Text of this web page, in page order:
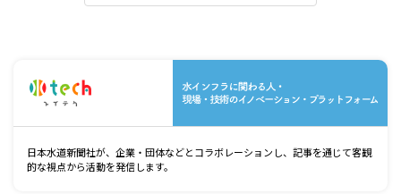
日本水道新聞社が、企業・団体などとコラボレーションし、記事を通じて客観
的な視点から活動を発信します。